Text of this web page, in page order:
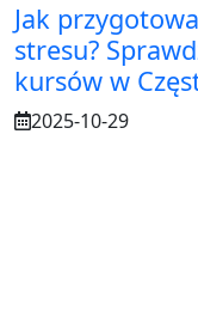
Jak
stresu?
kursów w
2025-10-29